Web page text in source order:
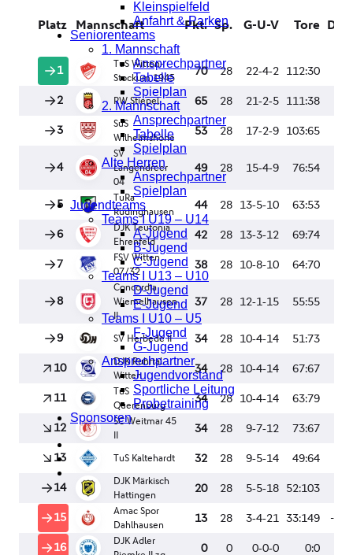
Kleinspielfeld
Anfahrt & Parken
Seniorenteams
1. Mannschaft
Ansprechpartner
Tabelle
Spielplan
2. Mannschaft
Ansprechpartner
Tabelle
Spielplan
Alte Herren
Ansprechpartner
Spielplan
Jugendteams
Teams I U19 – U14
A-Jugend
B-Jugend
C-Jugend
Teams I U13 – U10
D-Jugend
E-Jugend
Teams I U10 – U5
F-Jugend
G-Jugend
Ansprechpartner
Jugendvorstand
Sportliche Leitung
Probetraining
Sponsoren
instagram